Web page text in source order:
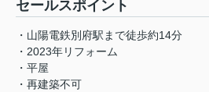
セールスポイント
・山陽電鉄別府駅まで徒歩約14分
・2023年リフォーム
・平屋
・再建築不可